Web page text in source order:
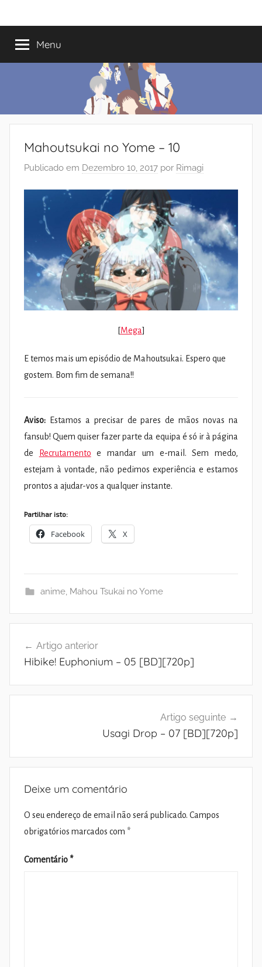
paraMundo
do
anos
a
romances
Menu
Mahoutsukai no Yome – 10
Publicado em Dezembro 10, 2017 por Rimagi
[Mega]
E temos mais um episódio de Mahoutsukai. Espero que
gostem. Bom fim de semana!!
Aviso: Estamos a precisar de pares de mãos novas na
fansub! Quem quiser fazer parte da equipa é só ir à página
de
Recrutamento e mandar um e-mail. Sem medo,
estejam à vontade, não pedimos experiência e estamos
prontos a ajudar-vos a qualquer instante.
Partilhar isto:
Facebook X
anime, Mahou Tsukai no Yome
de
Artigo anterior
Hibike! Euphonium – 05 [BD][720p]
Artigo seguinte
Usagi Drop – 07 [BD][720p]
Deixe um comentário
O seu endereço de email não será publicado. Campos
obrigatórios marcados com *
Comentário *